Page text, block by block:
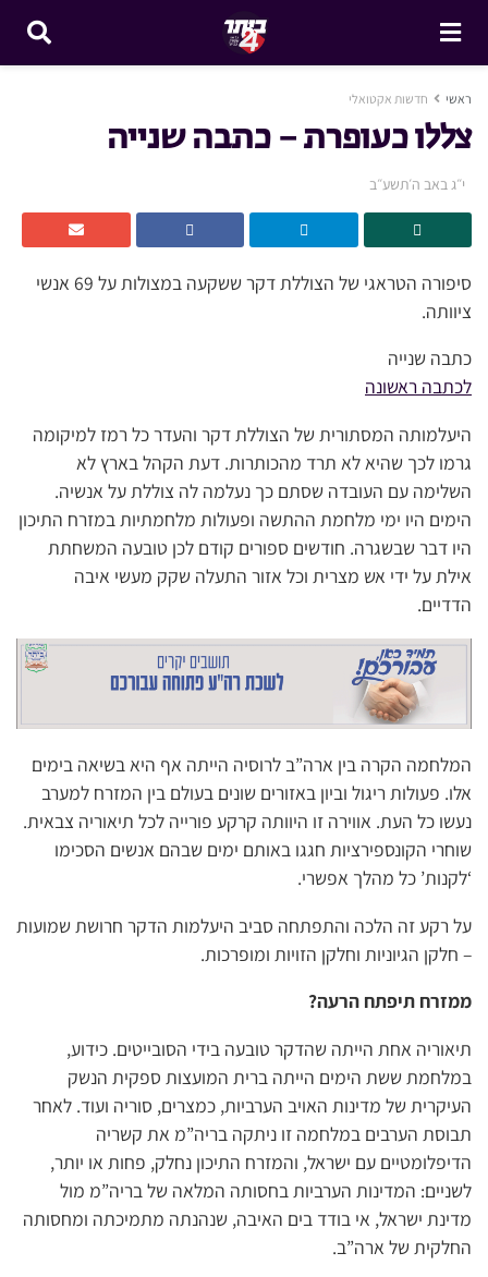
ראשי חדשות אקטואלי
צללו כעופרת – כתבה שנייה
י״ג באב ה׳תשע״ב
סיפורה הטראגי של הצוללת דקר ששקעה במצולות על 69 אנשי
ציוותה.
כתבה שנייה
לכתבה ראשונה
היעלמותה המסתורית של הצוללת דקר והעדר כל רמז למיקומה
גרמו לכך שהיא לא תרד מהכותרות. דעת הקהל בארץ לא
השלימה עם העובדה שסתם כך נעלמה לה צוללת על אנשיה.
הימים היו ימי מלחמת ההתשה ופעולות מלחמתיות במזרח התיכון
היו דבר שבשגרה. חודשים ספורים קודם לכן טובעה המשחתת
אילת על ידי אש מצרית וכל אזור התעלה שקק מעשי איבה
הדדיים.
המלחמה הקרה בין ארה”ב לרוסיה הייתה אף היא בשיאה בימים
אלו. פעולות ריגול וביון באזורים שונים בעולם בין המזרח למערב
נעשו כל העת. אווירה זו היוותה קרקע פורייה לכל תיאוריה צבאית.
שוחרי הקונספירציות חגגו באותם ימים שבהם אנשים הסכימו
‘לקנות’ כל מהלך אפשרי.
על רקע זה הלכה והתפתחה סביב היעלמות הדקר חרושת שמועות
– חלקן הגיוניות וחלקן הזויות ומופרכות.
ממזרח תיפתח הרעה?
תיאוריה אחת הייתה שהדקר טובעה בידי הסובייטים. כידוע,
במלחמת ששת הימים הייתה ברית המועצות ספקית הנשק
העיקרית של מדינות האויב הערביות, כמצרים, סוריה ועוד. לאחר
תבוסת הערבים במלחמה זו ניתקה בריה”מ את קשריה
הדיפלומטיים עם ישראל, והמזרח התיכון נחלק, פחות או יותר,
לשניים: המדינות הערביות בחסותה המלאה של בריה”מ מול
מדינת ישראל, אי בודד בים האיבה, שנהנתה מתמיכתה ומחסותה
החלקית של ארה”ב.